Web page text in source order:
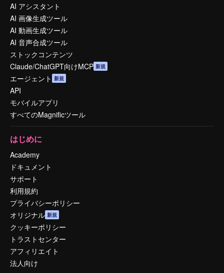
AI アシスタント
AI 画像生成ツール
AI 動画生成ツール
AI 音声合成ツール
ストックコンテンツ
Claude/ChatGPT向けMCP 新規
エージェント 新規
API
モバイルアプリ
すべてのMagnificツール
はじめに
Academy
ドキュメント
サポート
利用規約
プライバシーポリシー
オリジナル 新規
クッキーポリシー
トラストセンター
アフィリエイト
法人向け